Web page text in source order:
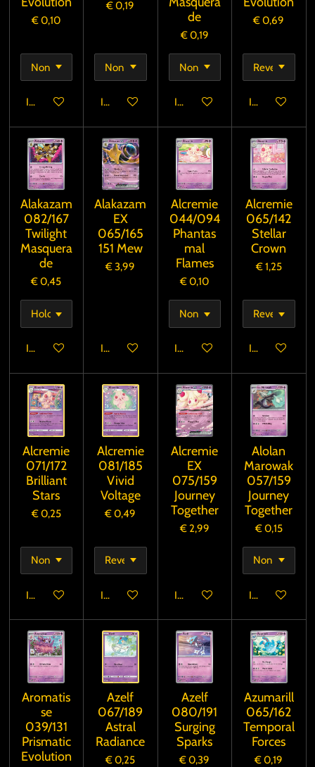
€ 0,10
In winkelwagen
€ 0,19
In winkelwagen
de
€ 0,19
In winkelwagen
€ 0,69
In
Alakazam
082/167
Twilight
Masquera
de
€ 0,45
In winkelwagen
Alakazam
EX
065/165
151 Mew
€ 3,99
In winkelwagen
Alcremie
044/094
Phantas
mal
Flames
€ 0,10
In winkelwagen
Alcremie
065/142
Stellar
Crown
€ 1,25
In
Alcremie
071/172
Brilliant
Stars
€ 0,25
In winkelwagen
Alcremie
081/185
Vivid
Voltage
€ 0,49
In winkelwagen
Alcremie
EX
075/159
Journey
Together
€ 2,99
In winkelwagen
Alolan
Marowak
057/159
Journey
Together
€ 0,15
In
Aromatis
se
039/131
Prismatic
Evolution
Azelf
067/189
Astral
Radiance
€ 0,25
Azelf
080/191
Surging
Sparks
€ 0,39
Azumarill
065/162
Temporal
Forces
€ 0,19